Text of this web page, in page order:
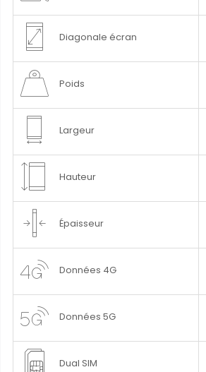
Diagonale écran
Poids
Largeur
Hauteur
Épaisseur
Données 4G
Données 5G
Dual SIM